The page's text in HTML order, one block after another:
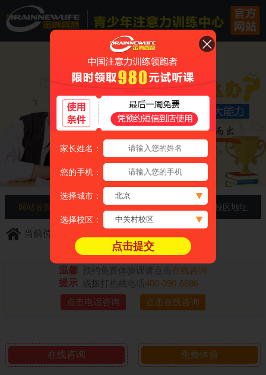
网站首页 家长必知 免费咨询 校区地址
当前位置：
温馨
提示
预约免费体验课请点击 在线咨询
或拨打热线电话400-090-6686
点击电话咨询
点击在线咨询
在线咨询 免费体验
家长姓名：
您的手机：
选择城市：
选择校区：